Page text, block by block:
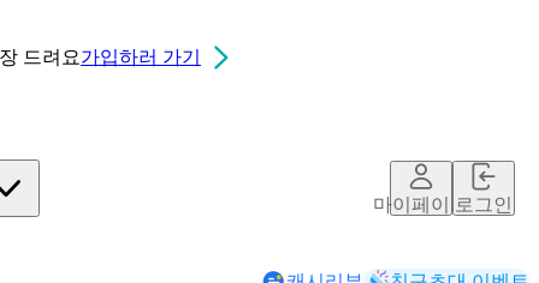
드려요가입하러 가기
마이페이지로그인